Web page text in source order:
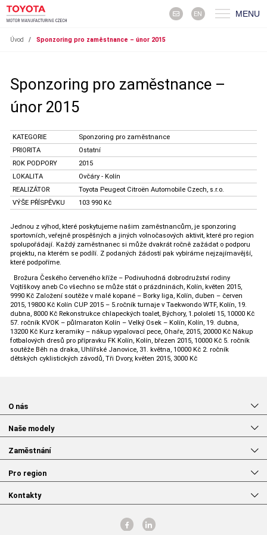
EN MENU
Úvod / Sponzoring pro zaměstnance – únor 2015
Sponzoring pro zaměstnance –
únor 2015
KATEGORIE
Sponzoring pro zaměstnance
PRIORITA
Ostatní
ROK PODPORY
2015
LOKALITA
Ovčáry - Kolín
REALIZÁTOR
Toyota Peugeot Citroën Automobile Czech, s.r.o.
VÝŠE PŘÍSPĚVKU
103 990 Kč
Jednou z výhod, které poskytujeme našim zaměstnancům, je sponzoring
sportovních, veřejně prospěšných a jiných volnočasových aktivit, které pro region
spolupořádají. Každý zaměstnanec si může dvakrát ročně zažádat o podporu
projektu, na kterém se podílí. Z podaných žádostí pak vybíráme nejzajímavější,
které podpoříme.
Brožura Českého červeného kříže – Podivuhodná dobrodružství rodiny
Vojtíškovy aneb Co všechno se může stát o prázdninách, Kolín, květen 2015,
9990 Kč Založení soutěže v malé kopané – Borky liga, Kolín, duben – červen
2015, 19800 Kč Kolín CUP 2015 – 5.ročník turnaje v Taekwondo WTF, Kolín, 19.
dubna, 8000 Kč Rekonstrukce chlapeckých toalet, Býchory, 1.pololetí 15, 10000 Kč
57. ročník KVOK – půlmaraton Kolín – Velký Osek – Kolín, Kolín, 19. dubna,
13200 Kč Kurz keramiky – nákup vypalovací pece, Ohaře, 2015, 20000 Kč Nákup
fotbalových dresů pro přípravku FK Kolín, Kolín, březen 2015, 10000 Kč 5. ročník
soutěže Běh na draka, Uhlířské Janovice, 31. května, 10000 Kč 2. ročník
dětských cyklistických závodů, Tři Dvory, květen 2015, 3000 Kč
O nás
Naše modely
Zaměstnání
Pro region
Kontakty